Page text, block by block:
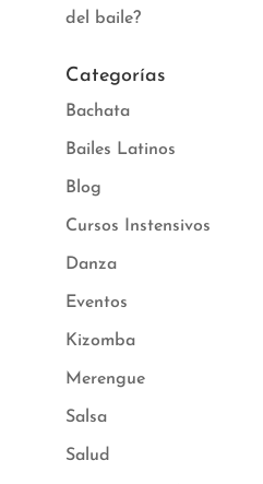
del baile?
Categorías
Bachata
Bailes Latinos
Blog
Cursos Instensivos
Danza
Eventos
Kizomba
Merengue
Salsa
Salud